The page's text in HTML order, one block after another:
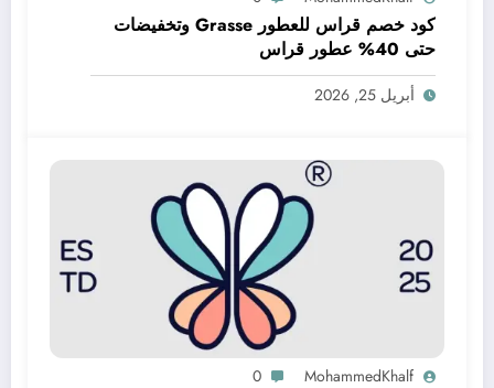
كود خصم قراس للعطور Grasse وتخفيضات
حتى 40% عطور قراس
أبريل 25, 2026
MohammedKhalf
0